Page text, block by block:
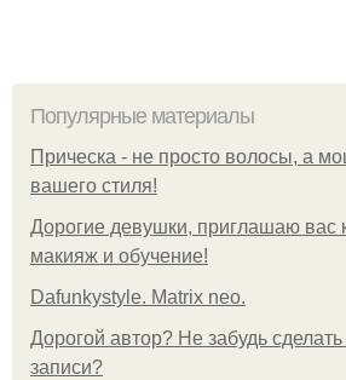
Популярные материалы
Прическа - не просто волосы, а
вашего стиля!
Дорогие девушки, приглашаю вас
макияж и обучение!
Dafunkystyle. Matrix neo.
Дорогой автор? Не забудь
записи?